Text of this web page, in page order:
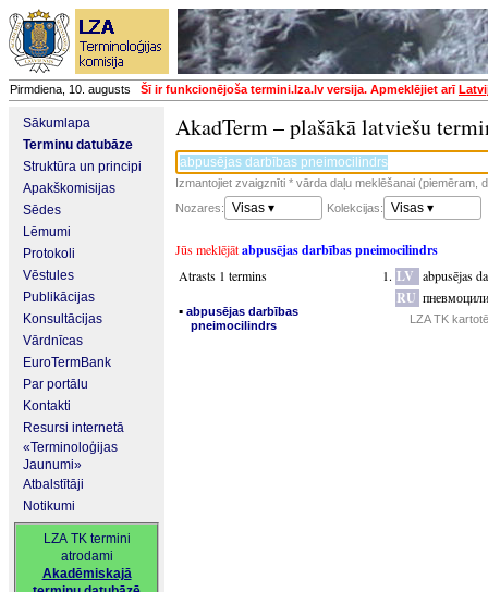
Pirmdiena, 10. augusts Šī ir funkcionējoša termini.lza.lv versija. Apmeklējiet arī
Sākumlapa
Terminu datubāze
Struktūra un principi
Apakškomisijas
Sēdes
Lēmumi
Protokoli
Vēstules
Publikācijas
Konsultācijas
Vārdnīcas
EuroTermBank
Par portālu
Kontakti
Resursi internetā
«Terminoloģijas
Jaunumi»
Atbalstītāji
Notikumi
LZA TK termini
atrodami
Akadēmiskajā
AkadTerm – plašākā latviešu
Izmantojiet zvaigznīti * vārda daļu meklēšanai (piemēram,
Nozares:
Visas ▾ Kolekcijas: Visas ▾
Jūs meklējātabpusējas darbības pneimocilindrs
Atrasts 1 termins
▪ abpusējas darbības
pneimocilindrs
LV abpusējas
RU
LZA TK